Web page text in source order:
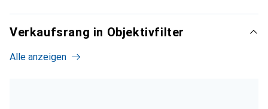
Verkaufsrang in Objektivfilter
Alle anzeigen